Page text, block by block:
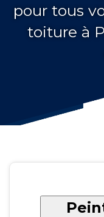
pour tous
toiture à